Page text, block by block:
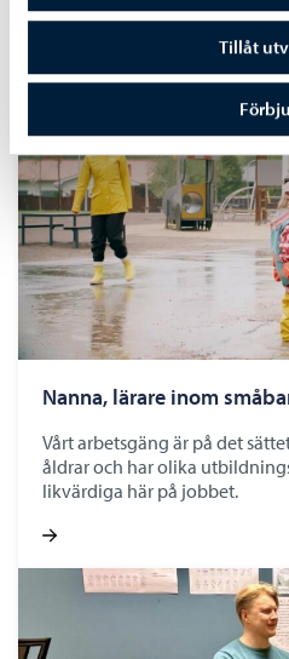
Tillåt
Nanna, lärare inom
Vårt arbetsgäng är på det
åldrar och har olika
likvärdiga här på jobbet.